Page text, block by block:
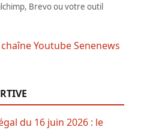
Brevo ou votre outil
du 16 juin 2026 : le